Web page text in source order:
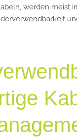
werden meist